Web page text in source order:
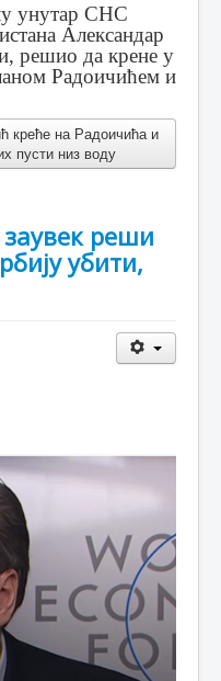
унутар СНС
Александар
решио да крене у
Радоичићем и
креће на Радоичића и
пусти низ воду
реши
убити,